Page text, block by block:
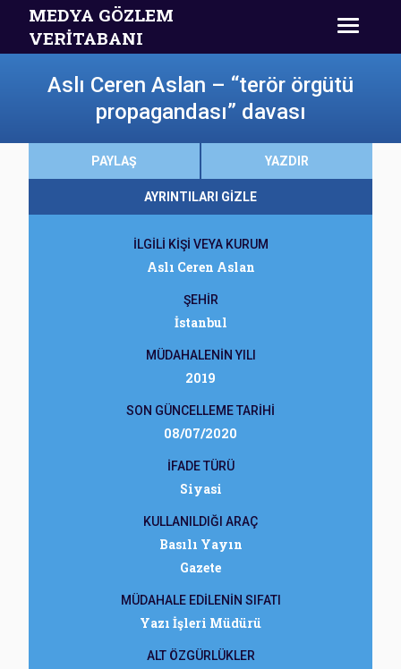
MEDYA GÖZLEM
VERİTABANI
Aslı Ceren Aslan – “terör örgütü
propagandası” davası
PAYLAŞ YAZDIR
AYRINTILARI GİZLE
İLGİLİ KİŞİ VEYA KURUM
Aslı Ceren Aslan
ŞEHİR
İstanbul
MÜDAHALENİN YILI
2019
SON GÜNCELLEME TARİHİ
08/07/2020
İFADE TÜRÜ
Siyasi
KULLANILDIĞI ARAÇ
Basılı Yayın
Gazete
MÜDAHALE EDİLENİN SIFATI
Yazı İşleri Müdürü
ALT ÖZGÜRLÜKLER